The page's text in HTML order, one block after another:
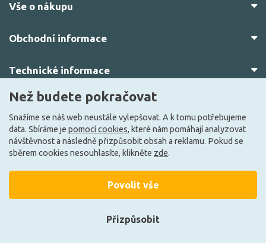
Vše o nákupu
Obchodní informace
Technické informace
O nás
© 2010–2026 Všechna práva vyhrazena.
Než budete pokračovat
Snažíme se náš web neustále vylepšovat. A k tomu potřebujeme
data. Sbíráme je pomocí cookies, které nám pomáhají analyzovat
návštěvnost a následně přizpůsobit obsah a reklamu. Pokud se
sběrem cookies nesouhlasíte, klikněte zde.
Přizpůsobit
Povolit vše